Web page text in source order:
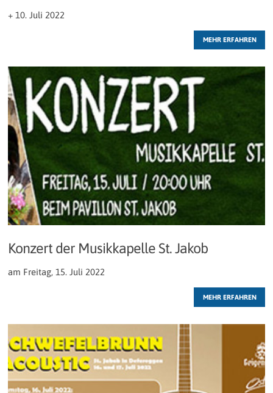
+ 10. Juli 2022
MEHR ERFAHREN
Konzert der Musikkapelle St. Jakob
am Freitag, 15. Juli 2022
MEHR ERFAHREN